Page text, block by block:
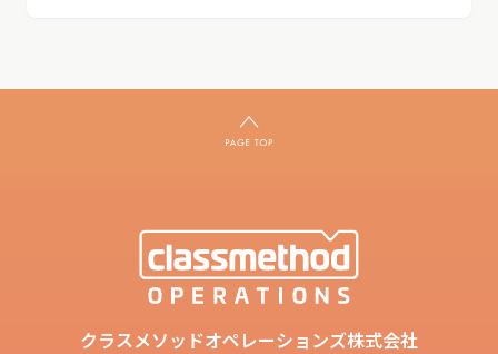
クラスメソッドオペレーションズ株式会社